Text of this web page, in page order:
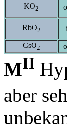
KO2
RbO2
CsO2
MII
aber